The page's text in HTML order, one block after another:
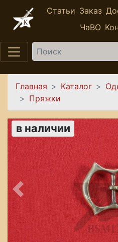
Перейти к основному
Статьи Заказ
ЧаВО
Найти
Вы здесь
Главная Каталог
Пряжки
в наличии
Предыдущее